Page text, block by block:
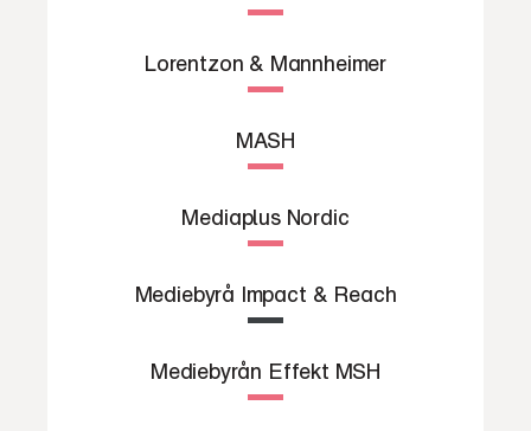
Lorentzon & Mannheimer
MASH
Mediaplus Nordic
Mediebyrå Impact & Reach
Mediebyrån Effekt MSH